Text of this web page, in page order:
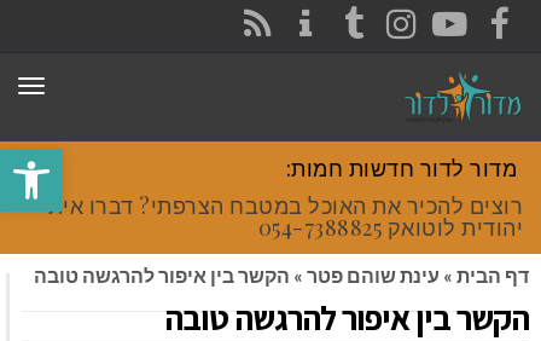
פתח
FACEBOOK
YOUTUBE
INSTAGRAM
TUMBLR
מדור לדור חדשות חמות:
רוצים להכיר את האוכל במטבח הצרפתי? דברו איתי
יהודית לוטואק 054-7388825.
דף הבית » עינת שוהם פטר » הקשר בין איפור להרגשה טובה
הקשר בין איפור להרגשה טובה